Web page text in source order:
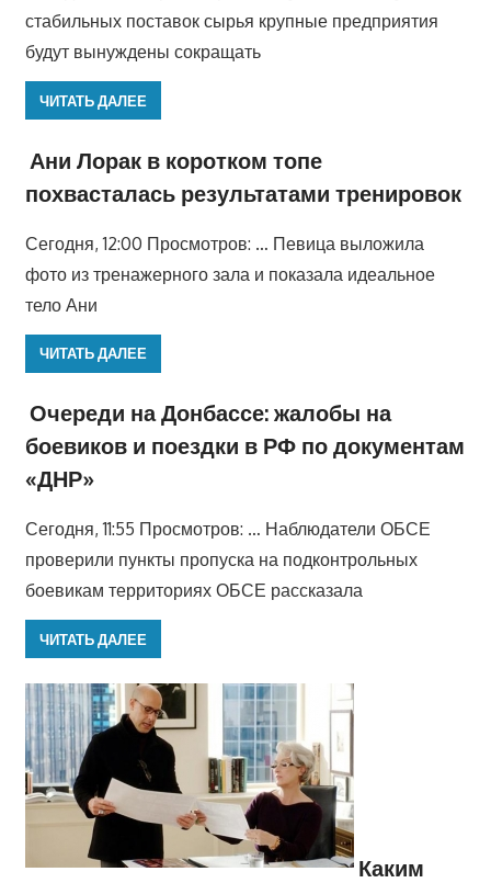
стабильных поставок сырья крупные предприятия
будут вынуждены сокращать
ЧИТАТЬ ДАЛЕЕ
Ани Лорак в коротком топе
похвасталась результатами тренировок
Сегодня, 12:00 Просмотров: … Певица выложила
фото из тренажерного зала и показала идеальное
тело Ани
ЧИТАТЬ ДАЛЕЕ
Очереди на Донбассе: жалобы на
боевиков и поездки в РФ по документам
«ДНР»
Сегодня, 11:55 Просмотров: … Наблюдатели ОБСЕ
проверили пункты пропуска на подконтрольных
боевикам территориях ОБСЕ рассказала
ЧИТАТЬ ДАЛЕЕ
Каким